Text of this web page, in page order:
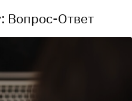
Вопрос-Ответ